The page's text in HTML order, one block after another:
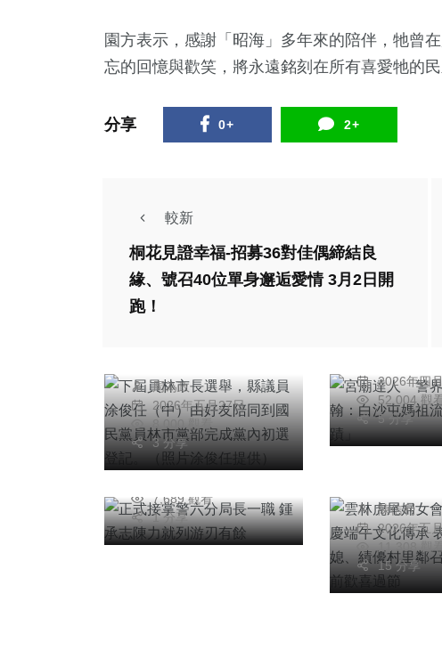
園方表示，感謝「昭海」多年來的陪伴，牠曾
忘的回憶與歡笑，將永遠銘刻在所有喜愛牠的民
分享 0+ 2+
較新
桐花見證幸福-招募36對佳偶締結良
緣、號召40位單身邂逅愛情 3月2日開
跑！
社會 綜合新聞
健康 文教
下屆員林市長選舉，
員林市黨部完成黨內
初選登記。（照片涂
俊任提供）
周為政
2026年五月27日
8,000 觀看
3 分享
專欄
宮廟達人「
2026年四
52,004 觀
5 分享
正式接掌警六分局長
一職 鍾承志陳力就
列游刃有餘
台中特派記者
7,689 觀看
1 分享
綜合新聞
雲林虎尾婦
績優村里鄰
動 提前歡
陳信利
2026年五
11,308 觀看
15 分享
46+
+
1+